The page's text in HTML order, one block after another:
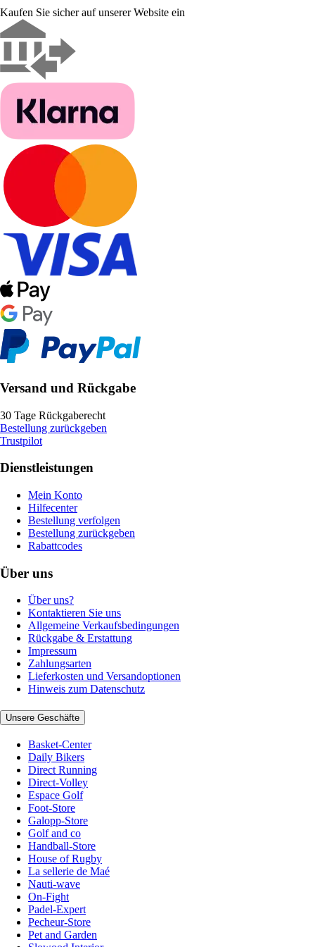
Kaufen Sie sicher auf unserer Website ein
Versand und Rückgabe
30 Tage Rückgaberecht
Bestellung zurückgeben
Trustpilot
Dienstleistungen
Mein Konto
Hilfecenter
Bestellung verfolgen
Bestellung zurückgeben
Rabattcodes
Über uns
Über uns?
Kontaktieren Sie uns
Allgemeine Verkaufsbedingungen
Rückgabe & Erstattung
Impressum
Zahlungsarten
Lieferkosten und Versandoptionen
Hinweis zum Datenschutz
Unsere Geschäfte
Basket-Center
Daily Bikers
Direct Running
Direct-Volley
Espace Golf
Foot-Store
Galopp-Store
Golf and co
Handball-Store
House of Rugby
La sellerie de Maé
Nauti-wave
On-Fight
Padel-Expert
Pecheur-Store
Pet and Garden